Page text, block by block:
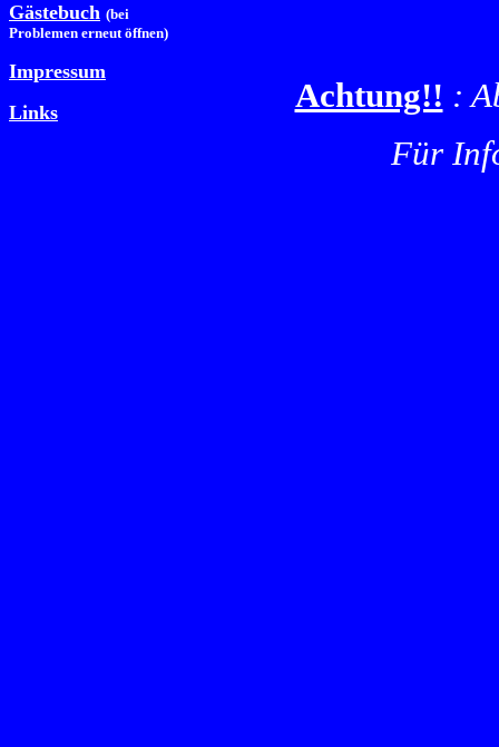
Gästebuch (bei
Problemen erneut öffnen)
Impressum
Links
Achtung!! :
Für